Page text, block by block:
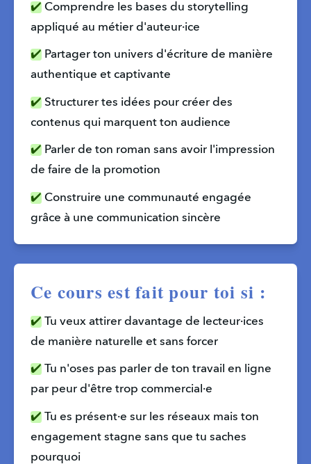
✔️ Comprendre les bases du storytelling
appliqué au métier d'auteur·ice
✔️ Partager ton univers d'écriture de manière
authentique et captivante
✔️ Structurer tes idées pour créer des
contenus qui marquent ton audience
✔️ Parler de ton roman sans avoir l'impression
de faire de la promotion
✔️ Construire une communauté engagée
grâce à une communication sincère
Ce cours est fait pour toi si :
✔️ Tu veux attirer davantage de lecteur·ices
de manière naturelle et sans forcer
✔️ Tu n'oses pas parler de ton travail en ligne
par peur d'être trop commercial·e
✔️ Tu es présent·e sur les réseaux mais ton
engagement stagne sans que tu saches
pourquoi